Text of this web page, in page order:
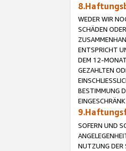
WEDER WIR
SCHÄDEN
ENTSPRICHT
DEM 12-
GEZAHLTEN
BESTIMMUNG
SOFERN UND
NUTZUNG DER